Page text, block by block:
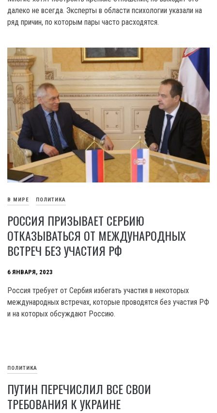
далеко не всегда. Эксперты в области психологии указали на
ряд причин, по которым пары часто расходятся.
В МИРЕ ПОЛИТИКА
РОССИЯ ПРИЗЫВАЕТ СЕРБИЮ
ОТКАЗЫВАТЬСЯ ОТ МЕЖДУНАРОДНЫХ
ВСТРЕЧ БЕЗ УЧАСТИЯ РФ
6 ЯНВАРЯ, 2023
Россия требует от Сербия избегать участия в некоторых
международных встречах, которые проводятся без участия РФ
и на которых обсуждают Россию.
ПОЛИТИКА
ПУТИН ПЕРЕЧИСЛИЛ ВСЕ СВОИ
ТРЕБОВАНИЯ К УКРАИНЕ